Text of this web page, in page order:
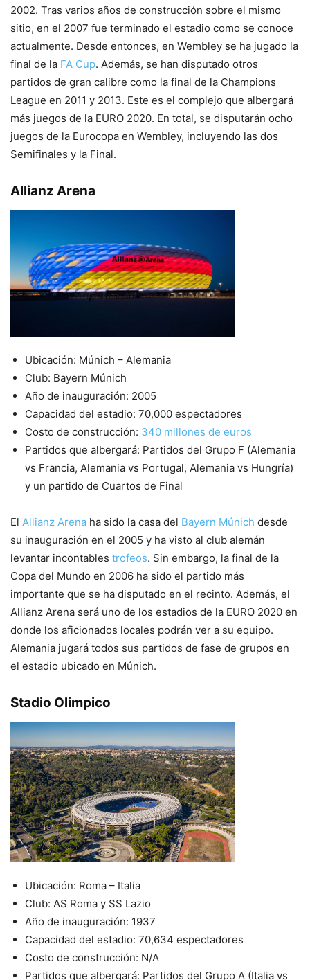
2002. Tras varios años de construcción sobre el mismo
sitio, en el 2007 fue terminado el estadio como se conoce
actualmente. Desde entonces, en Wembley se ha jugado la
final de la FA Cup. Además, se han disputado otros
partidos de gran calibre como la final de la Champions
League en 2011 y 2013. Este es el complejo que albergará
más juegos de la EURO 2020. En total, se disputarán ocho
juegos de la Eurocopa en Wembley, incluyendo las dos
Semifinales y la Final.
Allianz Arena
Ubicación: Múnich – Alemania
Club: Bayern Múnich
Año de inauguración: 2005
Capacidad del estadio: 70,000 espectadores
Costo de construcción: 340 millones de euros
Partidos que albergará: Partidos del Grupo F (Alemania
vs Francia, Alemania vs Portugal, Alemania vs Hungría)
y un partido de Cuartos de Final
El Allianz Arena ha sido la casa del Bayern Múnich desde
su inauguración en el 2005 y ha visto al club alemán
levantar incontables trofeos. Sin embargo, la final de la
Copa del Mundo en 2006 ha sido el partido más
importante que se ha disputado en el recinto. Además, el
Allianz Arena será uno de los estadios de la EURO 2020 en
donde los aficionados locales podrán ver a su equipo.
Alemania jugará todos sus partidos de fase de grupos en
el estadio ubicado en Múnich.
Stadio Olimpico
Ubicación: Roma – Italia
Club: AS Roma y SS Lazio
Año de inauguración: 1937
Capacidad del estadio: 70,634 espectadores
Costo de construcción: N/A
Partidos que albergará: Partidos del Grupo A (Italia vs